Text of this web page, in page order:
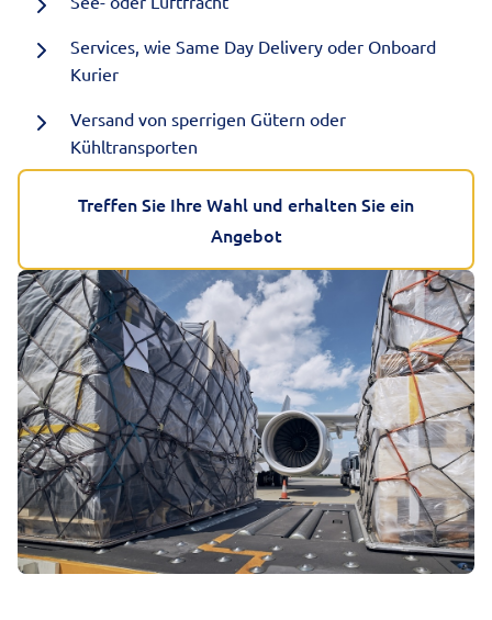
Services, wie Same Day Delivery oder Onboard
Kurier
Versand von sperrigen Gütern oder
Kühltransporten
Treffen Sie Ihre Wahl und erhalten Sie ein
Angebot